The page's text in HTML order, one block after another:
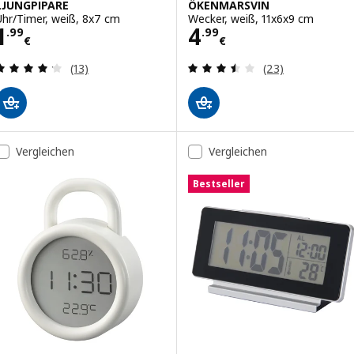
Timer, weiß, 8x7 cm
.99
€ 1.99€
Bewertungen: 4.2 von 5 Sternen. Bewertungen
(13)
ÖKENMARSVIN
Wecker, weiß, 11x6x9 cm
4.99
€
Preis 4.99€
Bewertungen:
(23)
Vergleichen Vergleichen
Bestseller